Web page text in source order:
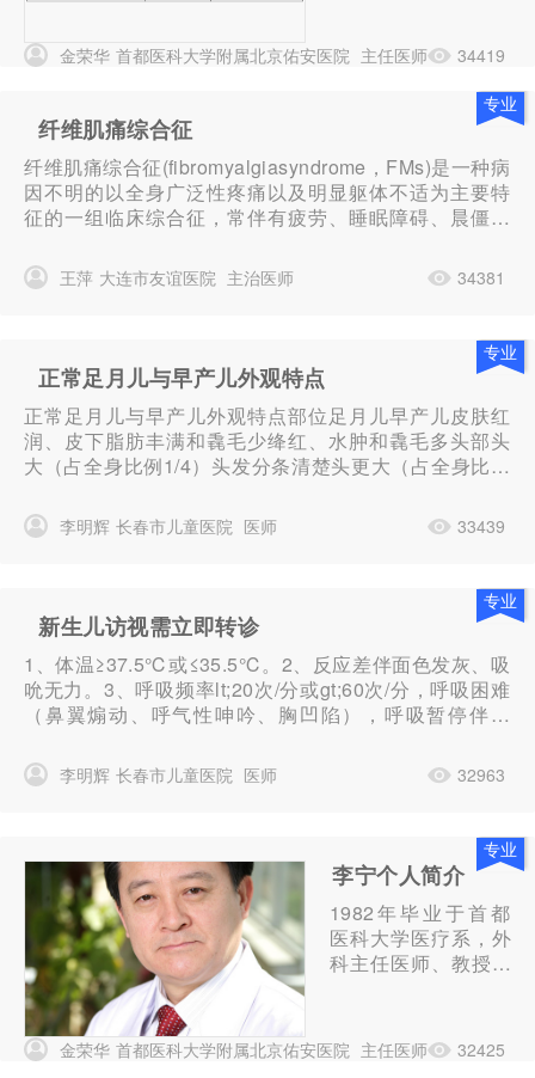
金荣华 首都医科大学附属北京佑安医院 主任医师 34419
纤维肌痛综合征
纤维肌痛综合征(fibromyalgiasyndrome，FMs)是一种病
因不明的以全身广泛性疼痛以及明显躯体不适为主要特
征的一组临床综合征，常伴有疲劳、睡眠障碍、晨僵以
专业
王萍 大连市友谊医院 主治医师 34381
正常足月儿与早产儿外观特点
正常足月儿与早产儿外观特点部位足月儿早产儿皮肤红
润、皮下脂肪丰满和毳毛少绛红、水肿和毳毛多头部头
大（占全身比例1/4）头发分条清楚头更大（占全身比例
缺乏软骨、耳舟不清楚指、趾甲达到或超过指、趾端未
达指、趾端足底纹足纹遍及整个足底足底纹理少乳腺结
专业
李明辉 长春市儿童医院 医师 33439
新生儿访视需立即转诊
1、体温≥37.5℃或≤35.5℃。2、反应差伴面色发灰、吸
吮无力。3、呼吸频率lt;20次/分或gt;60次/分，呼吸困难
（鼻翼煽动、呼气性呻吟、胸凹陷），呼吸暂停伴紫
齐。5、皮肤严重黄染（手掌或足跖），苍白，紫绀和厥
冷，有出血点和...
专业
李明辉 长春市儿童医院 医师 32963
李宁个人简介
1982年毕业于首都
医科大学医疗系，外
科主任医师、教授、
现任北京佑安医院院
长、北京市肝病研究
专业
金荣华 首都医科大学附属北京佑安医院 主任医师 32425